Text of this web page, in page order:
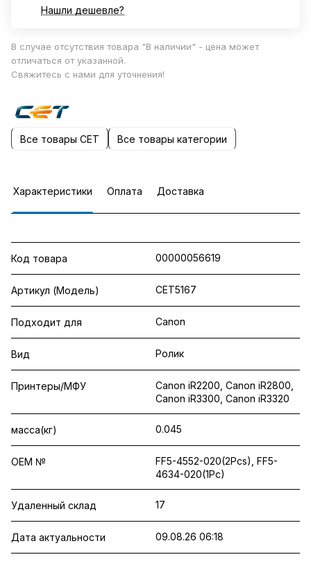
Нашли дешевле?
В случае отсутствия товара "В наличии" - цена может
отличаться от указанной.
Свяжитесь с нами для уточнения!
Все товары CET Все товары категории
Характеристики Оплата Доставка
Код товара 00000056619
Артикул (Модель) CET5167
Подходит для Canon
Вид Ролик
Принтеры/МФУ
Canon iR2200, Canon iR2800,
Canon iR3300, Canon iR3320
масса(кг) 0.045
OEM №
FF5-4552-020(2Pcs), FF5-
4634-020(1Pc)
Удаленный склад 17
Дата актуальности 09.08.26 06:18